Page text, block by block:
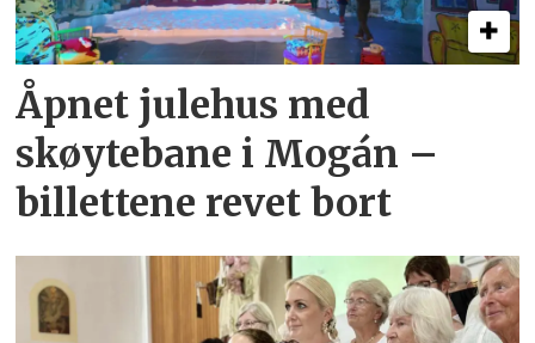
Åpnet julehus med
skøytebane i Mogán –
billettene revet bort